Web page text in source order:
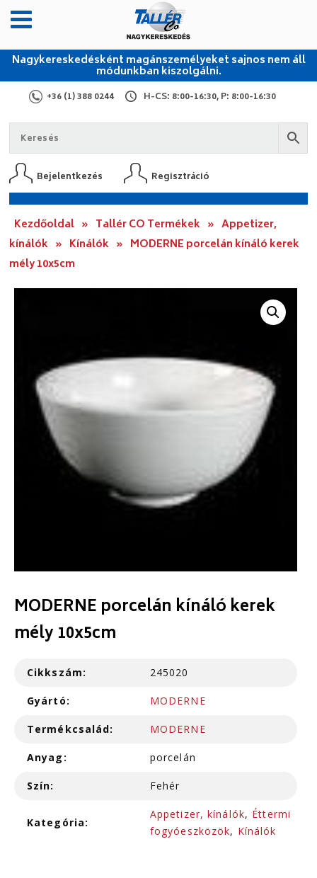
Nagykereskedésként magánszemélyeket sajnos nem áll
módunkban kiszolgálni.
+36 (1) 388 0244 H-CS: 8:00-16:30, P: 8:00-16:30
Bejelentkezés Regisztráció
Kezdőoldal » Tallér CO Termékek » Appetizer,
kínálók » Kínálók » MODERNE porcelán kínáló kerek
mély 10x5cm
MODERNE porcelán kínáló kerek
mély 10x5cm
Cikkszám: 245020
Gyártó: MODERNE
Termékcsalád: MODERNE
Anyag: porcelán
Szín: Fehér
Kategória:
Appetizer, kínálók, Éttermi
fogyóeszközök, Kínálók